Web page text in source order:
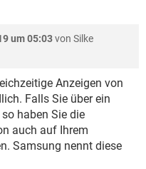
TIKTOK
STREAMING
TIKTOK
um 05:03von Silke
Anzeigen von
Falls Sie über ein
haben Sie die
auch auf Ihrem
Samsung nennt diese